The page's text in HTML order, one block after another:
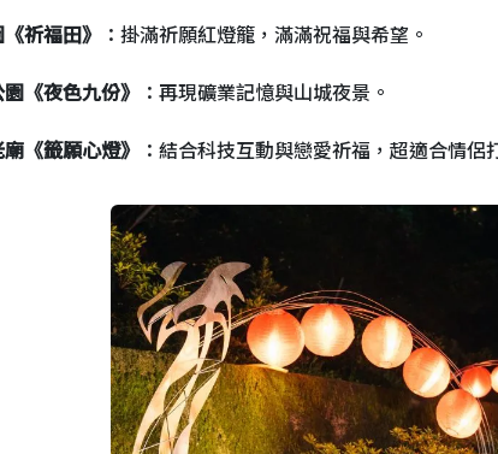
祈福田》 ：掛滿祈願紅燈籠，滿滿祝福與希望。
《夜色九份》 ：再現礦業記憶與山城夜景。
《籤願心燈》 ：結合科技互動與戀愛祈福，超適合情侶